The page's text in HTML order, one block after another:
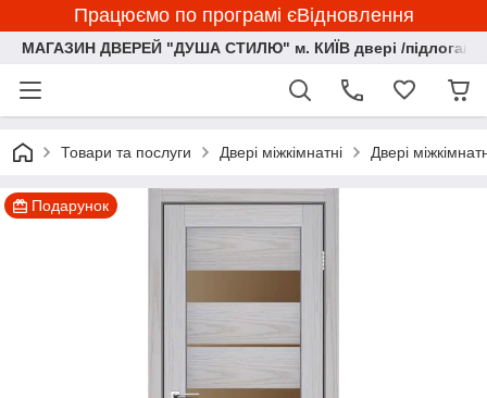
Працюємо по програмі єВідновлення
МАГАЗИН ДВЕРЕЙ "ДУША СТИЛЮ" м. КИЇВ двері /підлога/
Товари та послуги Двері міжкімнатні Двері
Подарунок